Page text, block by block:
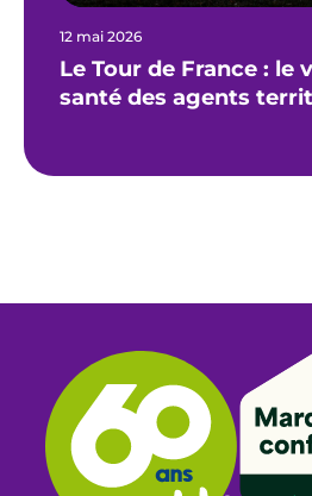
12 mai 2026
Le Tour de France : le
santé des agents